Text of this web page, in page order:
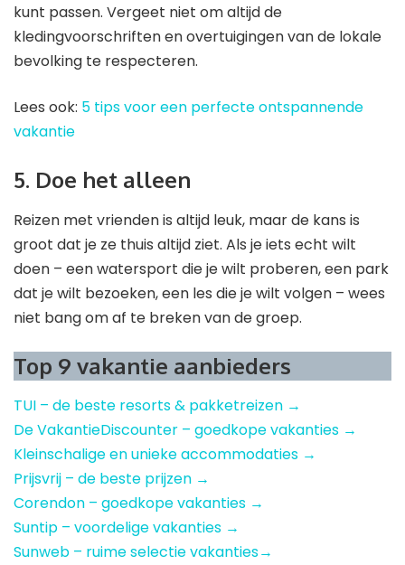
kunt passen. Vergeet niet om altijd de
kledingvoorschriften en overtuigingen van de lokale
bevolking te respecteren.
Lees ook: 5 tips voor een perfecte ontspannende
vakantie
5. Doe het alleen
Reizen met vrienden is altijd leuk, maar de kans is
groot dat je ze thuis altijd ziet. Als je iets echt wilt
doen – een watersport die je wilt proberen, een park
dat je wilt bezoeken, een les die je wilt volgen – wees
niet bang om af te breken van de groep.
Top 9 vakantie aanbieders
TUI – de beste resorts & pakketreizen →
De VakantieDiscounter – goedkope vakanties →
Kleinschalige en unieke accommodaties →
Prijsvrij – de beste prijzen →
Corendon – goedkope vakanties →
Suntip – voordelige vakanties →
Sunweb – ruime selectie vakanties→